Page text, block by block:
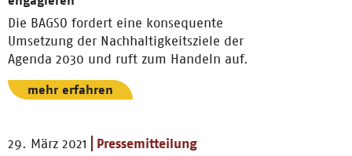
Die BAGSO fordert eine konsequente
Umsetzung der Nachhaltigkeitsziele der
Agenda 2030 und ruft zum Handeln auf.
mehr erfahren
29. März 2021 Pressemitteilung